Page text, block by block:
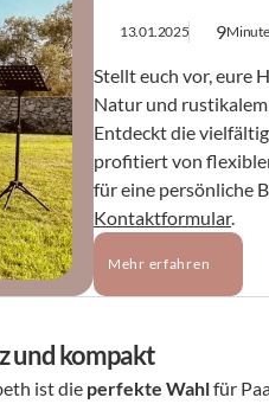
13.01.2025 9
Stellt euch vor, eure
Natur und rustikalem
Entdeckt die
profitiert von
für eine persönliche
Kontaktformular.
Mehr erfahren
und kompakt
ist die perfekte Wahl für